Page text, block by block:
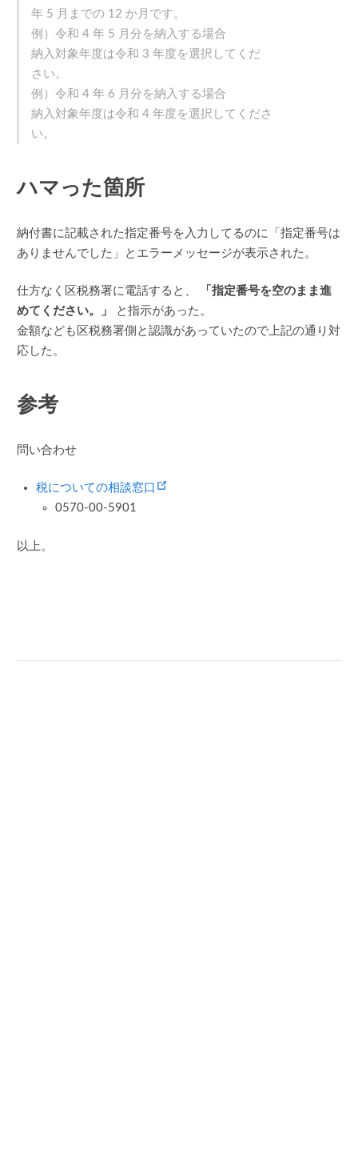
年 5 月までの 12 か月です。
例）令和 4 年 5 月分を納入する場合
納入対象年度は令和 3 年度を選択してくだ
さい。
例）令和 4 年 6 月分を納入する場合
納入対象年度は令和 4 年度を選択してくださ
い。
ハマった箇所
納付書に記載された指定番号を入力してるのに「指定番号は
ありませんでした」とエラーメッセージが表示された。
仕方なく区税務署に電話すると、
「指定番号を空のまま進
めてください。」
と指示があった。
金額なども区税務署側と認識があっていたので上記の通り対
応した。
参考
問い合わせ
税についての相談窓口
0570-00-5901
以上。